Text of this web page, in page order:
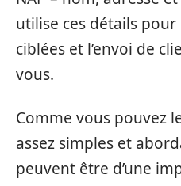
utilise ces détails
ciblées et l’envoi de
vous.
Comme vous pouvez
assez simples et
peuvent être d’une